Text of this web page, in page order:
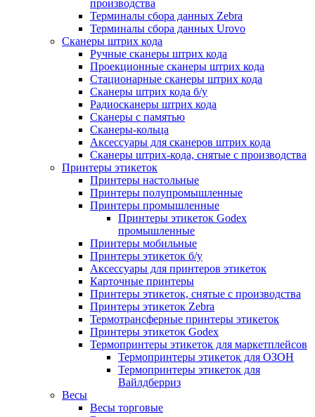
производства
Терминалы сбора данных Zebra
Терминалы сбора данных Urovo
Сканеры штрих кода
Ручные сканеры штрих кода
Проекционные сканеры штрих кода
Стационарные сканеры штрих кода
Сканеры штрих кода б/у
Радиосканеры штрих кода
Сканеры с памятью
Сканеры-кольца
Аксессуары для сканеров штрих кода
Сканеры штрих-кода, снятые с производства
Принтеры этикеток
Принтеры настольные
Принтеры полупромышленные
Принтеры промышленные
Принтеры этикеток Godex
промышленные
Принтеры мобильные
Принтеры этикеток б/у
Аксессуары для принтеров этикеток
Карточные принтеры
Принтеры этикеток, снятые с производства
Принтеры этикеток Zebra
Термотрансферные принтеры этикеток
Принтеры этикеток Godex
Термопринтеры этикеток для маркетплейсов
Термопринтеры этикеток для ОЗОН
Термопринтеры этикеток для
Вайлдберриз
Весы
Весы торговые